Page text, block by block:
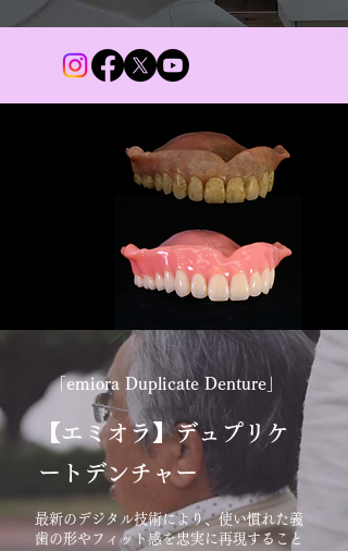
【エミオラ】デュプリケ
ートデンチャー
最新のデジタル技術により、使い慣れた義
歯の形やフィット感を忠実に再現すること
「emiora Duplicate Denture」